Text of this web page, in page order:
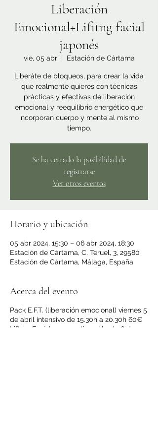
Liberación
Emocional+Lifitng facial
japonés
vie, 05 abr
  |
Estación de Cártama
Liberáte de bloqueos, para crear la vida
que realmente quieres con técnicas
prácticas y efectivas de liberación
emocional y reequilibrio energético que
incorporan cuerpo y mente al mismo
tiempo.
Se ha cerrado la posibilidad de
registrarse
Ver otros eventos
Horario y ubicación
05 abr 2024, 15:30 – 06 abr 2024, 18:30
Estación de Cártama, C. Teruel, 3, 29580
Estación de Cártama, Málaga, España
Acerca del evento
Pack E.F.T. (liberación emocional) viernes 5
de abril intensivo de 15.30h a 20.30h 60€
Lifting Facial y cosmetica sábado 6 de